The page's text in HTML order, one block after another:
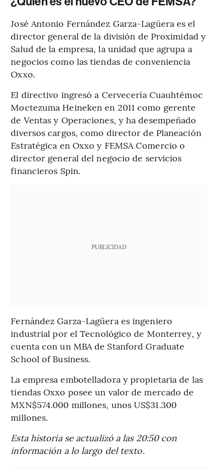
José Antonio Fernández Garza-Lagüera es el
director general de la división de Proximidad y
Salud de la empresa, la unidad que agrupa a
negocios como las tiendas de conveniencia
Oxxo.
El directivo ingresó a Cervecería Cuauhtémoc
Moctezuma Heineken en 2011 como gerente
de Ventas y Operaciones, y ha desempeñado
diversos cargos, como director de Planeación
Estratégica en Oxxo y FEMSA Comercio o
director general del negocio de servicios
financieros Spin.
PUBLICIDAD
Fernández Garza-Lagüera es ingeniero
industrial por el Tecnológico de Monterrey, y
cuenta con un MBA de Stanford Graduate
School of Business.
La empresa embotelladora y propietaria de las
tiendas Oxxo posee un valor de mercado de
MXN$574.000 millones, unos US$31.300
millones.
Esta historia se actualizó a las 20:50 con
información a lo largo del texto.